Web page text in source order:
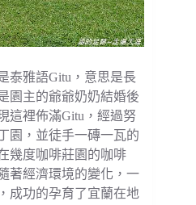
泰雅語Gitu，意思是長
園主的爺爺奶奶結婚後
這裡佈滿Gitu，經過努
園，並徒手一磚一瓦的
幾度咖啡莊園的咖啡
著經濟環境的變化，一
成功的孕育了宜蘭在地